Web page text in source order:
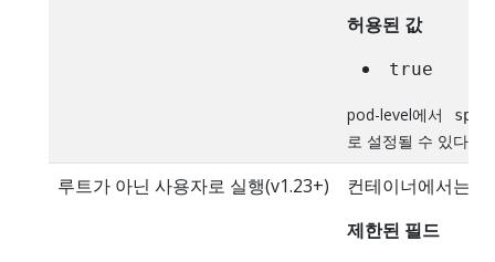
허용된 값
true
pod-level에서
로 설정될 수 있다.
루트가 아닌 사용자로 실행(v1.23+) 컨테이너에서는
제한된 필드